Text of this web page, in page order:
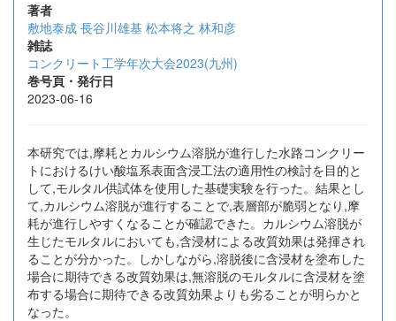
著者
敷地泰成 長谷川雄基 松本将之 林和彦
雑誌
コンクリート工学年次大会2023(九州)
巻号頁・発行日
2023-06-16
本研究では,摩耗とカルシウム溶脱が進行した水路コンクリー
トにおけるけい酸塩系表面含浸工法の適用性の検討を目的と
して,モルタル供試体を使用した基礎実験を行った。結果とし
て,カルシウム溶脱が進行することで,表層部が脆弱となり,摩
耗が進行しやすくなることが確認できた。カルシウム溶脱が
生じたモルタルにおいても,含浸材による改質効果は発揮され
ることが分かった。しかしながら,溶脱後に含浸材を塗布した
場合に期待できる改質効果は,無溶脱のモルタルに含浸材を塗
布する場合に期待できる改質効果よりも劣ることが明らかと
なった。